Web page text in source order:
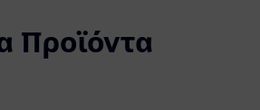
Προϊόντα